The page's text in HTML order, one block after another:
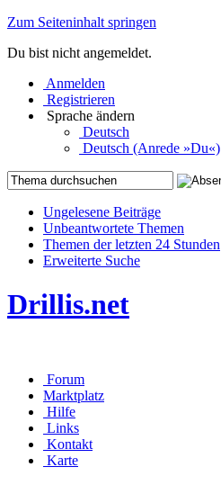
Zum Seiteninhalt springen
Du bist nicht angemeldet.
Anmelden
Registrieren
Sprache ändern
Deutsch
Deutsch (Anrede »Du«)
Ungelesene Beiträge
Unbeantwortete Themen
Themen der letzten 24 Stunden
Erweiterte Suche
Drillis.net
Forum
Marktplatz
Hilfe
Links
Kontakt
Karte